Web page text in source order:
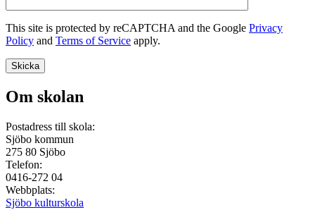
This site is protected by reCAPTCHA and the Google Privacy
Policy and Terms of Service apply.
Om skolan
Postadress till skola:
Sjöbo kommun
275 80 Sjöbo
Telefon:
0416-272 04
Webbplats:
Sjöbo kulturskola